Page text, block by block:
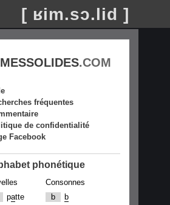
[ ʁim.sɔ.lid ]
.COM
fréquentes
de confidentialité
Facebook
phonétique
patte
Consonnes
b
b